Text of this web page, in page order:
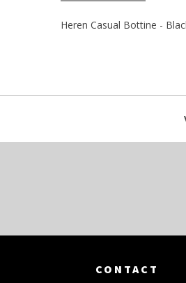
Heren Casual Bottine -
CONTACT